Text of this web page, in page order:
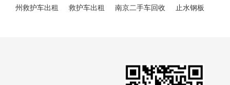
州救护车出租
救护车出租 南京二手车回收 止水钢板